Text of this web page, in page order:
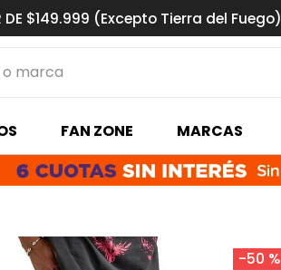
DE $149.999 (Excepto Tierra del Fuego)
FAN ZONE MARCAS
-50 %